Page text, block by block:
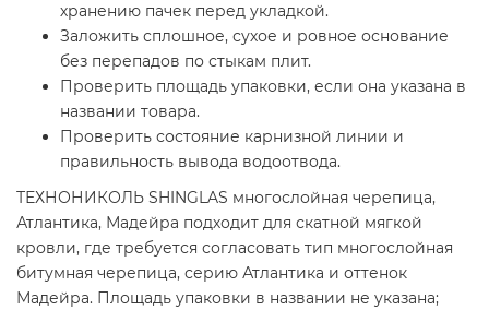
хранению пачек перед укладкой.
Заложить сплошное, сухое и ровное основание
без перепадов по стыкам плит.
Проверить площадь упаковки, если она указана в
названии товара.
Проверить состояние карнизной линии и
правильность вывода водоотвода.
ТЕХНОНИКОЛЬ SHINGLAS многослойная черепица,
Атлантика, Мадейра подходит для скатной мягкой
кровли, где требуется согласовать тип многослойная
битумная черепица, серию Атлантика и оттенок
Мадейра. Площадь упаковки в названии не указана;